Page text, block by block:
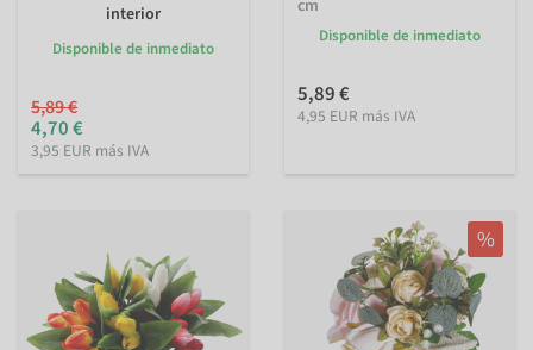
interior
Disponible de inmediato
5,89 €
4,70 €
3,95 EUR más IVA
cm
Disponible de inmediato
5,89 €
4,95 EUR más IVA
%